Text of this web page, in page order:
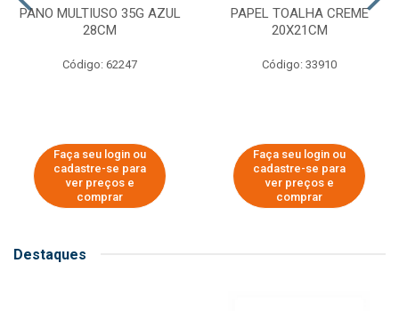
PANO MULTIUSO 35G AZUL
28CM
Código: 62247
Faça seu login ou
cadastre-se para
ver preços e
comprar
PAPEL TOALHA CREME
20X21CM
Código: 33910
Faça seu login ou
cadastre-se para
ver preços e
comprar
Destaques